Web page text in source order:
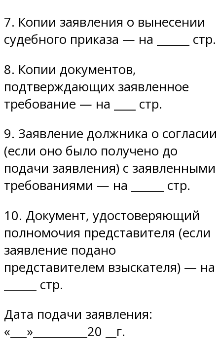
7. Копии заявления о вынесении
судебного приказа — на ______ стр.
8. Копии документов,
подтверждающих заявленное
требование — на ____ стр.
9. Заявление должника о согласии
(если оно было получено до
подачи заявления) с заявленными
требованиями — на ______ стр.
10. Документ, удостоверяющий
полномочия представителя (если
заявление подано
представителем взыскателя) — на
______ стр.
Дата подачи заявления:
«___»__________20 __г.